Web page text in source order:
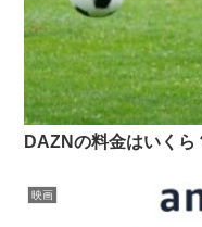
DAZNの料金はいくら
映画